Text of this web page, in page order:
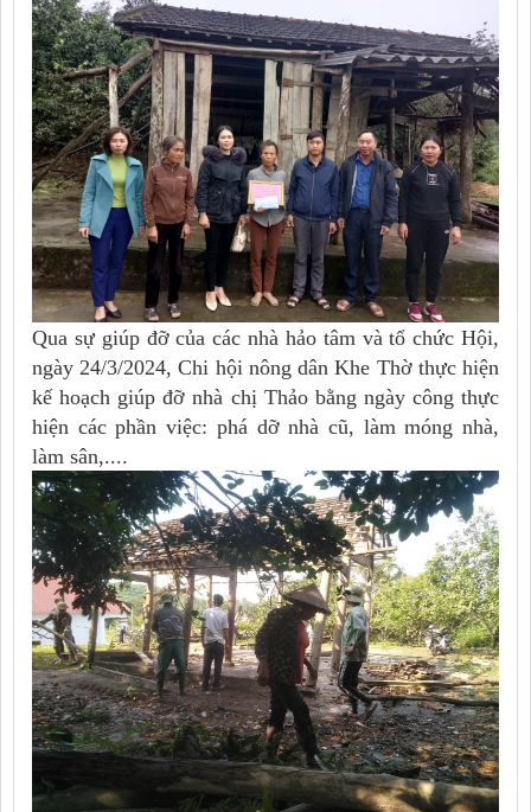
Qua sự giúp đỡ của các nhà hảo tâm và tổ chức Hội,
ngày 24/3/2024, Chi hội nông dân Khe Thờ thực hiện
kế hoạch giúp đỡ nhà chị Thảo bằng ngày công thực
hiện các phần việc: phá dỡ nhà cũ, làm móng nhà,
làm sân,....